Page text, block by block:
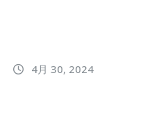
4月 30, 2024